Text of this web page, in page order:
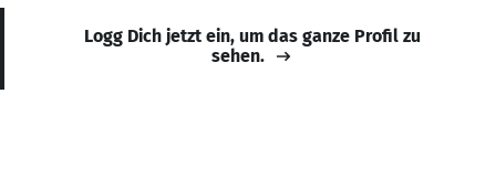
Logg Dich jetzt ein, um das ganze Profil zu
sehen.